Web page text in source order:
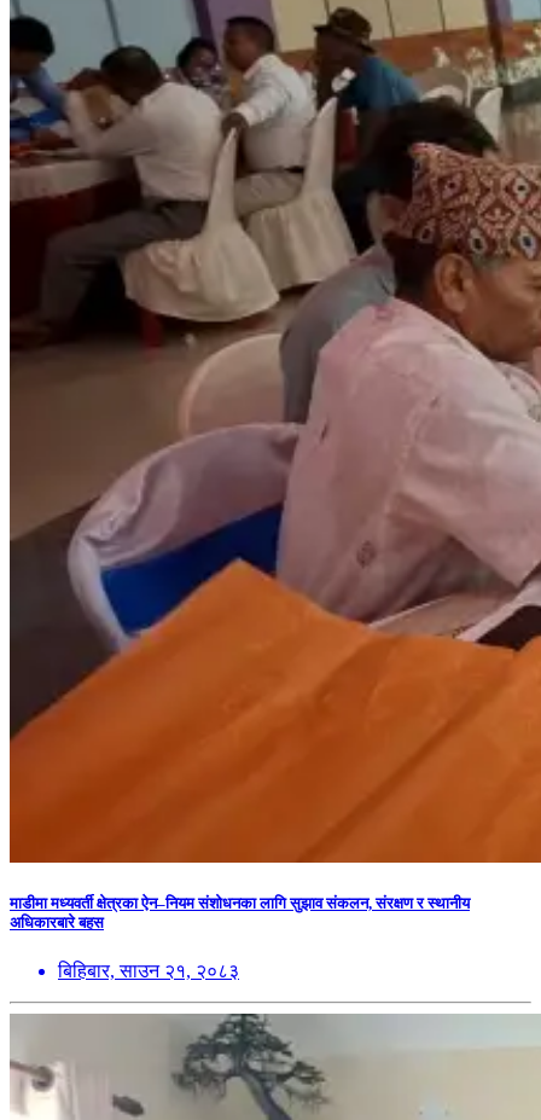
माडीमा मध्यवर्ती क्षेत्रका ऐन–नियम संशोधनका लागि सुझाव संकलन, संरक्षण र स्थानीय
अधिकारबारे बहस
बिहिबार, साउन २१, २०८३